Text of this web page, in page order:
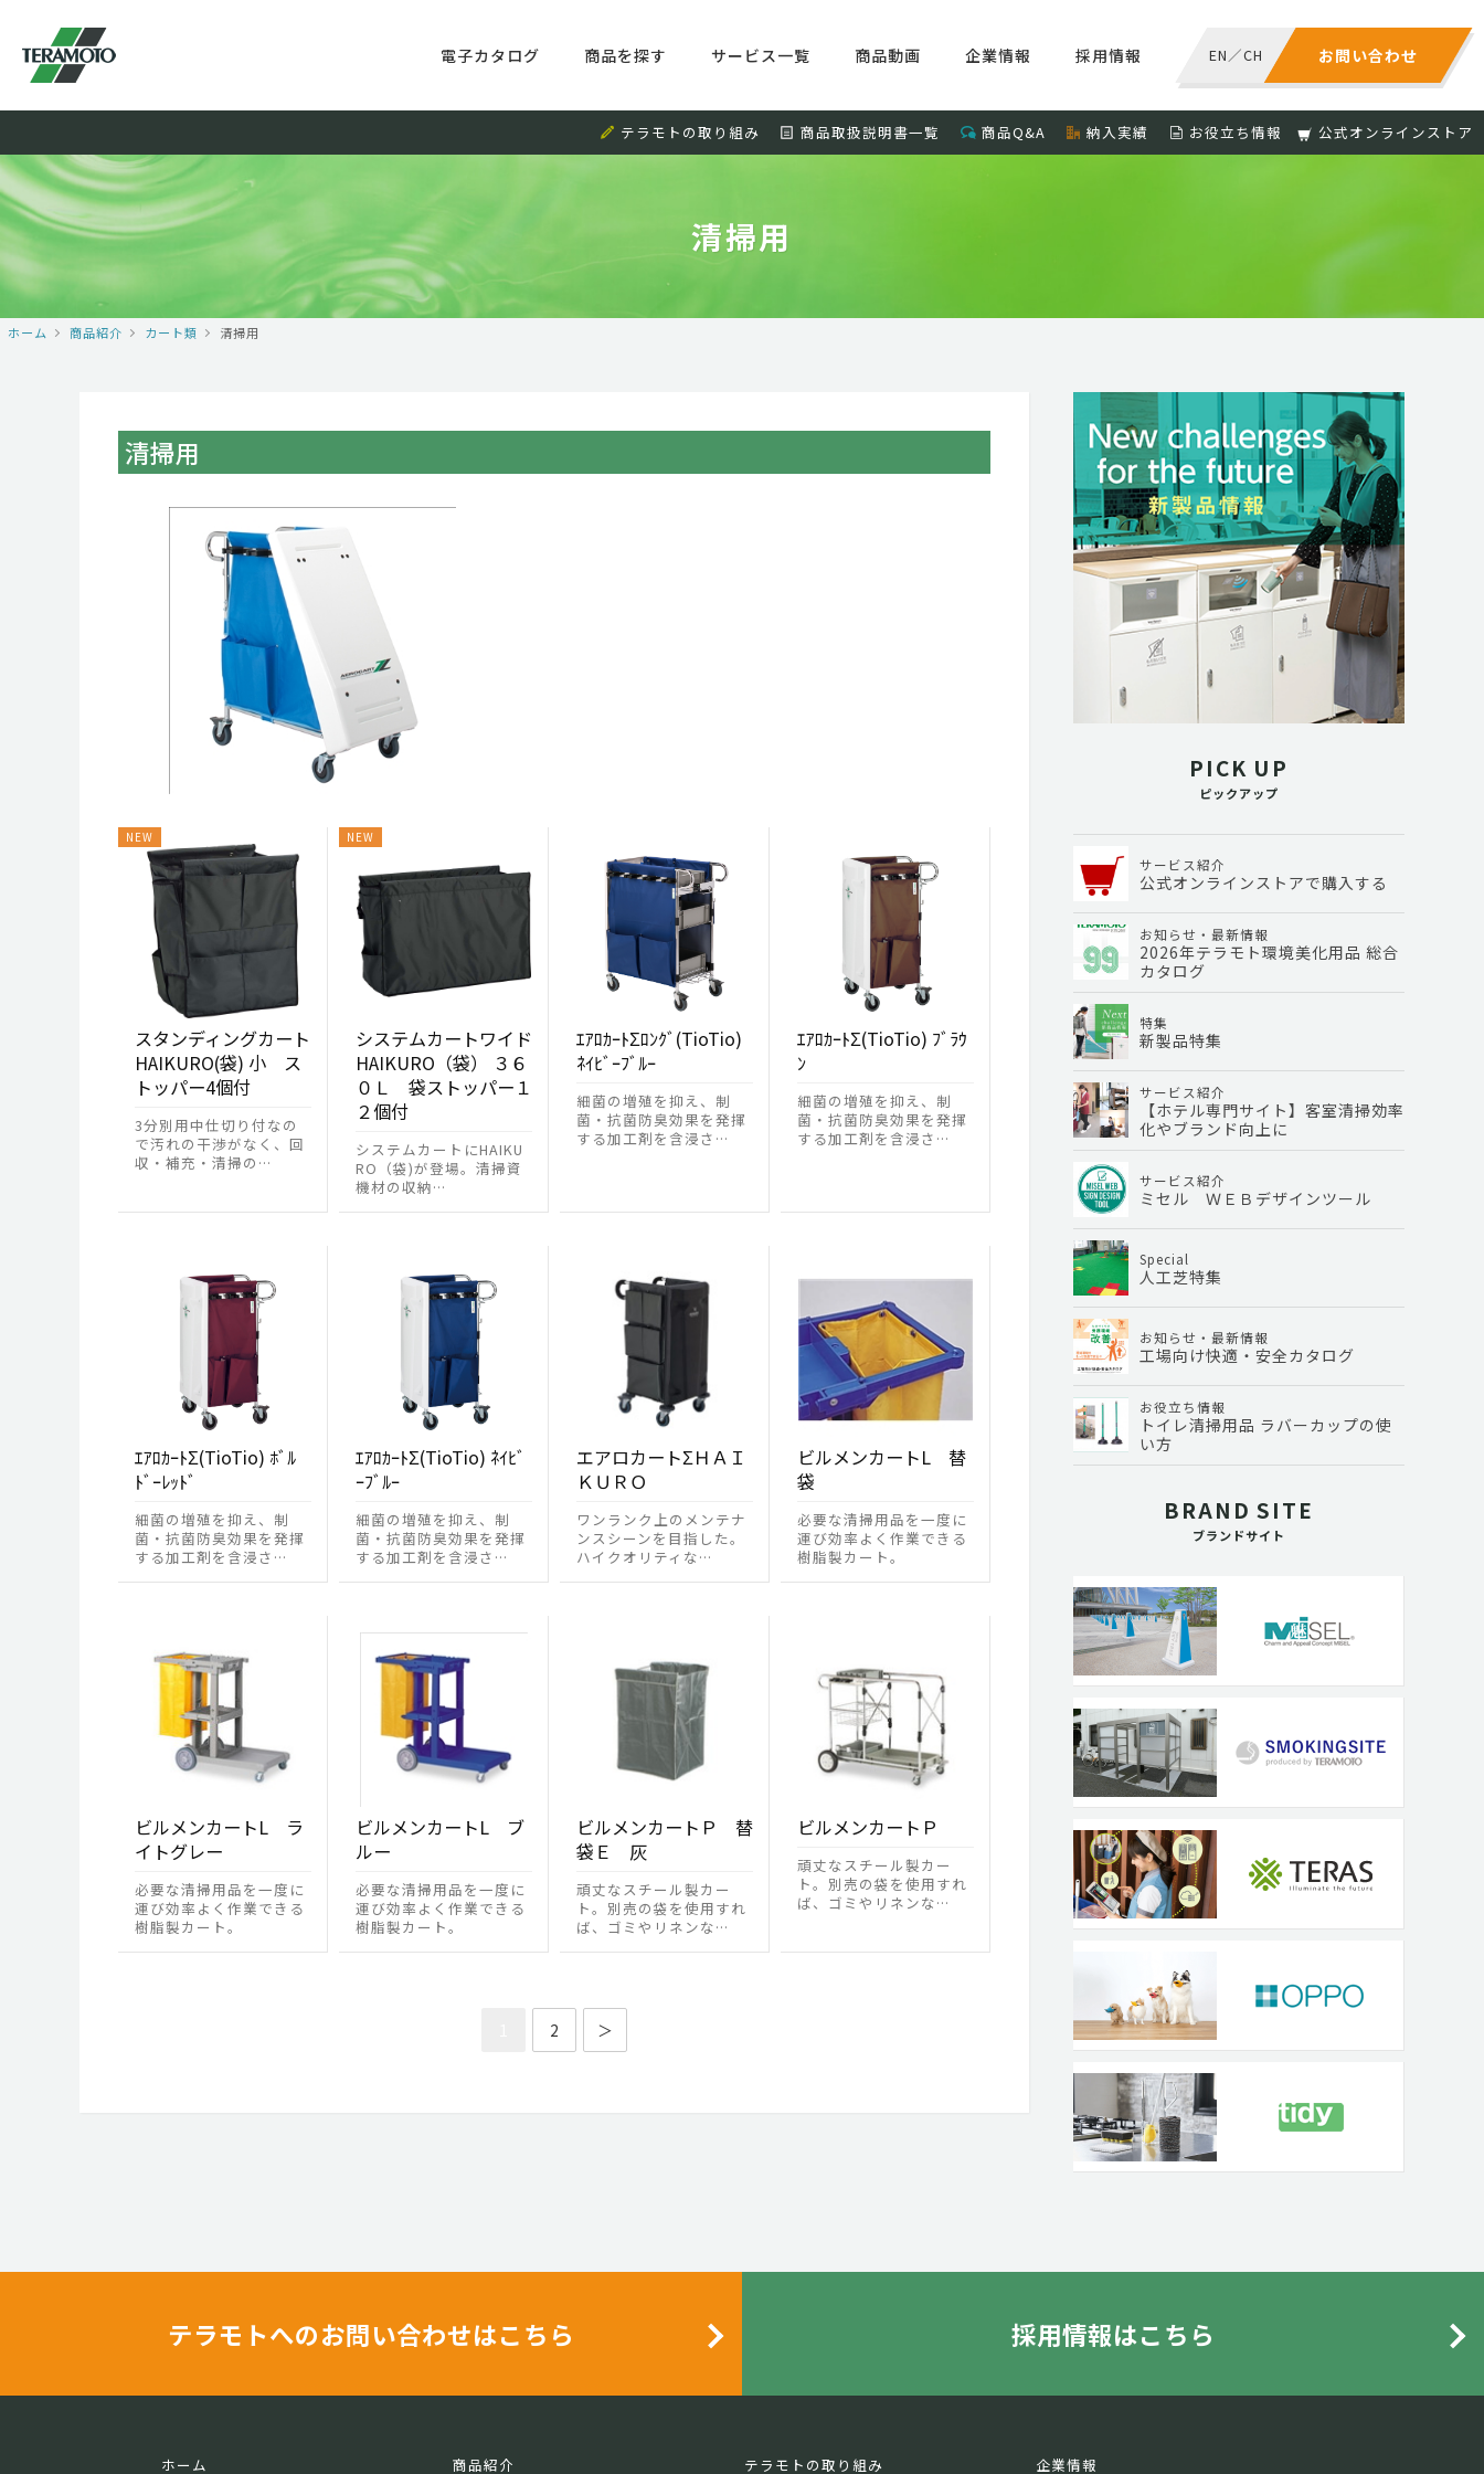
お問い合わせ
EN／CH
電子カタログ 商品を探す サービス一覧 商品動画 企業情報 採用情報
テラモトの取り組み 商品取扱説明書一覧 商品Q&A 納入実績 お役立ち情報 公式オンラインストア
清掃用
ホーム 商品紹介 カート類 清掃用
清掃用
スタンディングカート
HAIKURO(袋) 小 ス
トッパー4個付
3分別用中仕切り付なの
で汚れの干渉がなく、回
収・補充・清掃の…
システムカートワイド
HAIKURO（袋） ３６
０Ｌ 袋ストッパー１
２個付
システムカートにHAIKU
RO（袋)が登場。清掃資
機材の収納…
ｴｱﾛｶｰﾄΣﾛﾝｸﾞ(TioTio)
ﾈｲﾋﾞｰﾌﾞﾙｰ
細菌の増殖を抑え、制
菌・抗菌防臭効果を発揮
する加工剤を含浸さ…
ｴｱﾛｶｰﾄΣ(TioTio) ﾌﾞﾗｳ
ﾝ
細菌の増殖を抑え、制
菌・抗菌防臭効果を発揮
する加工剤を含浸さ…
ｴｱﾛｶｰﾄΣ(TioTio) ﾎﾞﾙ
ﾄﾞｰﾚｯﾄﾞ
細菌の増殖を抑え、制
菌・抗菌防臭効果を発揮
する加工剤を含浸さ…
ｴｱﾛｶｰﾄΣ(TioTio) ﾈｲﾋﾞ
ｰﾌﾞﾙｰ
細菌の増殖を抑え、制
菌・抗菌防臭効果を発揮
する加工剤を含浸さ…
エアロカートΣＨＡＩ
ＫＵＲＯ
ワンランク上のメンテナ
ンスシーンを目指した。
ハイクオリティな…
ビルメンカートL 替
袋
必要な清掃用品を一度に
運び効率よく作業できる
樹脂製カート。
ビルメンカートL ラ
イトグレー
必要な清掃用品を一度に
運び効率よく作業できる
樹脂製カート。
ビルメンカートL ブ
ルー
必要な清掃用品を一度に
運び効率よく作業できる
樹脂製カート。
ビルメンカートＰ 替
袋Ｅ 灰
頑丈なスチール製カー
ト。別売の袋を使用すれ
ば、ゴミやリネンな…
ビルメンカートＰ
頑丈なスチール製カー
ト。別売の袋を使用すれ
ば、ゴミやリネンな…
2 ＞
PICK UP
ピックアップ
サービス紹介
公式オンラインストアで購入する
お知らせ・最新情報
2026年テラモト環境美化用品 総合
カタログ
特集
新製品特集
サービス紹介
【ホテル専門サイト】客室清掃効率
化やブランド向上に
サービス紹介
ミセル ＷＥＢデザインツール
Special
人工芝特集
お知らせ・最新情報
工場向け快適・安全カタログ
お役立ち情報
トイレ清掃用品 ラバーカップの使
い方
BRAND SITE
ブランドサイト
テラモトへのお問い合わせはこちら 採用情報はこちら
ホーム 商品紹介 テラモトの取り組み 企業情報